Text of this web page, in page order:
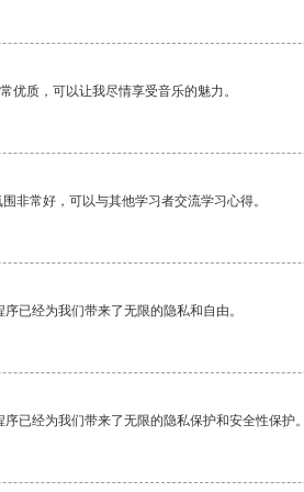
优质，可以让我尽情享受音乐的魅力。
非常好，可以与其他学习者交流学习心得。
已经为我们带来了无限的隐私和自由。
序已经为我们带来了无限的隐私保护和安全性保护